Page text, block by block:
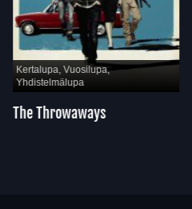
Kertalupa, Vuosilupa,
Yhdistelmälupa
The Throwaways